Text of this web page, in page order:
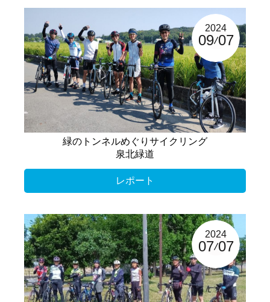
2024
09 07
緑のトンネルめぐりサイクリング
泉北緑道
レポート
2024
07 07